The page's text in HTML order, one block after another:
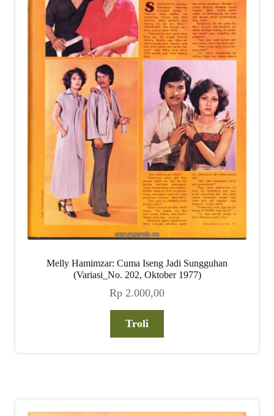
Melly Hamimzar: Cuma Iseng Jadi Sungguhan
(Variasi_No. 202, Oktober 1977)
Rp 2.000,00
Troli